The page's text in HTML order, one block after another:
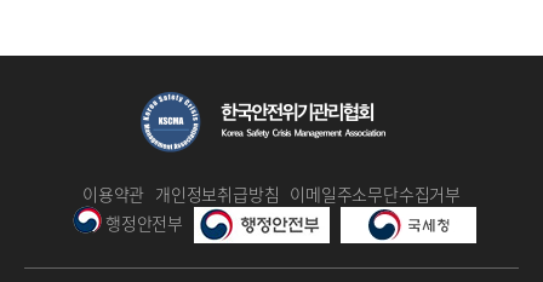
이용약관 개인정보취급방침
이메일주소무단수집거부
행정안전부